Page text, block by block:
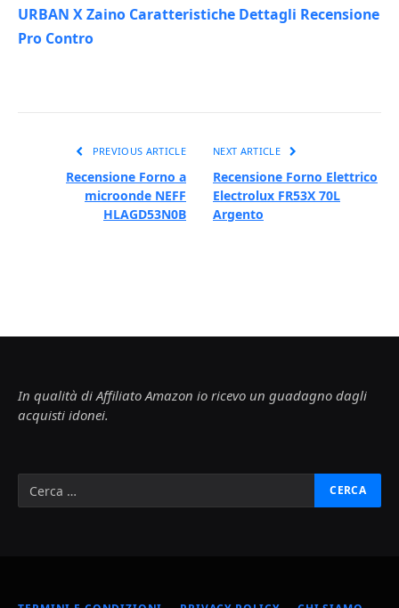
URBAN X Zaino Caratteristiche Dettagli Recensione
Pro Contro
PREVIOUS ARTICLE
Recensione Forno a
microonde NEFF
HLAGD53N0B
NEXT ARTICLE
Recensione Forno Elettrico
Electrolux FR53X 70L
Argento
In qualità di Affiliato Amazon io ricevo un guadagno dagli
acquisti idonei.